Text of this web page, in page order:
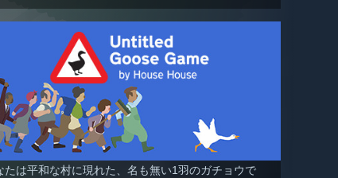
たは平和な村に現れた、名も無い1羽のガチョウで